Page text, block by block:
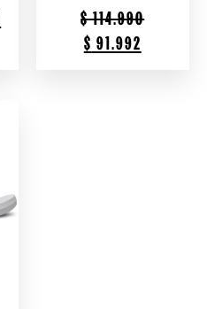
$114.990
ORIGINAL
$ 91.992